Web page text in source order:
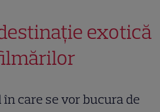
exotică
care se vor bucura de